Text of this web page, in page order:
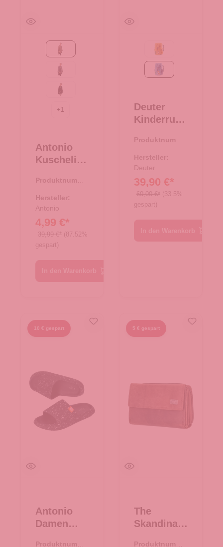
Taupe
grau
schwarz
+1
Antonio
Kuschelige
Damenpon
cho -
Taupe
Produktnumme
Hersteller:
Antonio
4,99 €*
39,99 €* (87.52%
gespart)
amber-maple
wave-nightblue
Deuter
Kinderruck
Waldfuchs
14 wave-
nightblue
Produktnumme
Hersteller:
Deuter
39,90 €*
60,00 €* (33.5%
gespart)
10 € gespart
Antonio
Damen
Produktnumme
5 € gespart
The
Skandinavi
Produktnumme